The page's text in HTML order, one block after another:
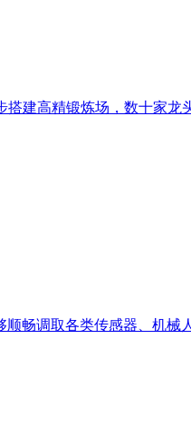
建高精锻炼场，数十家龙
畅调取各类传感器、机械